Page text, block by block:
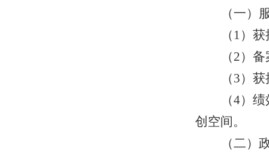
（一）
（1）
（2）
（3）
（4）
创空间。
（二）